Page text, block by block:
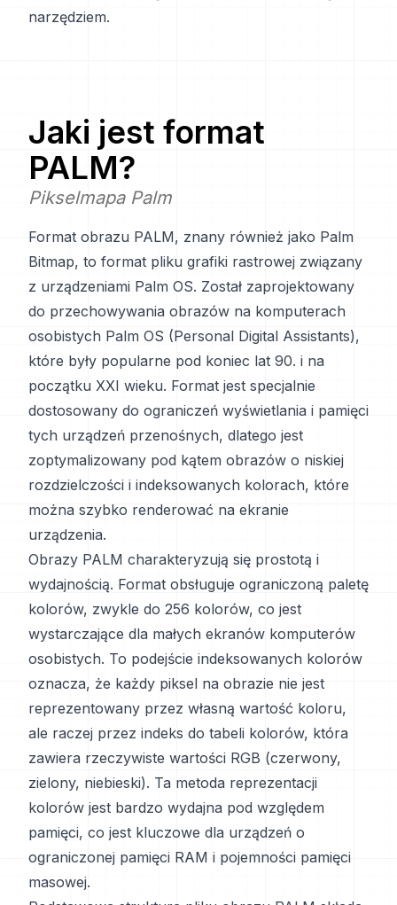
narzędziem.
Jaki jest format
PALM?
Pikselmapa Palm
Format obrazu PALM, znany również jako Palm
Bitmap, to format pliku grafiki rastrowej związany
z urządzeniami Palm OS. Został zaprojektowany
do przechowywania obrazów na komputerach
osobistych Palm OS (Personal Digital Assistants),
które były popularne pod koniec lat 90. i na
początku XXI wieku. Format jest specjalnie
dostosowany do ograniczeń wyświetlania i pamięci
tych urządzeń przenośnych, dlatego jest
zoptymalizowany pod kątem obrazów o niskiej
rozdzielczości i indeksowanych kolorach, które
można szybko renderować na ekranie
urządzenia.
Obrazy PALM charakteryzują się prostotą i
wydajnością. Format obsługuje ograniczoną paletę
kolorów, zwykle do 256 kolorów, co jest
wystarczające dla małych ekranów komputerów
osobistych. To podejście indeksowanych kolorów
oznacza, że każdy piksel na obrazie nie jest
reprezentowany przez własną wartość koloru,
ale raczej przez indeks do tabeli kolorów, która
zawiera rzeczywiste wartości RGB (czerwony,
zielony, niebieski). Ta metoda reprezentacji
kolorów jest bardzo wydajna pod względem
pamięci, co jest kluczowe dla urządzeń o
ograniczonej pamięci RAM i pojemności pamięci
masowej.